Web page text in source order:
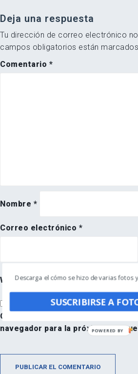
Deja una respuesta
Tu dirección de correo electrónico
campos obligatorios están
Comentario *
Nombre *
Correo electrónico *
Web
Guarda mi nombre, correo
navegador para la próxima vez
Descarga el cómo se hizo de varias fotos
SUSCRIBIRSE A
POWERED BY